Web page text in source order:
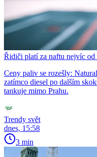
Řidiči platí za naftu nejvíc
Ceny paliv se rozešly:
zatímco diesel po dalším
tankuje mimo Prahu.
Trendy svět
dnes, 15:58
3 min